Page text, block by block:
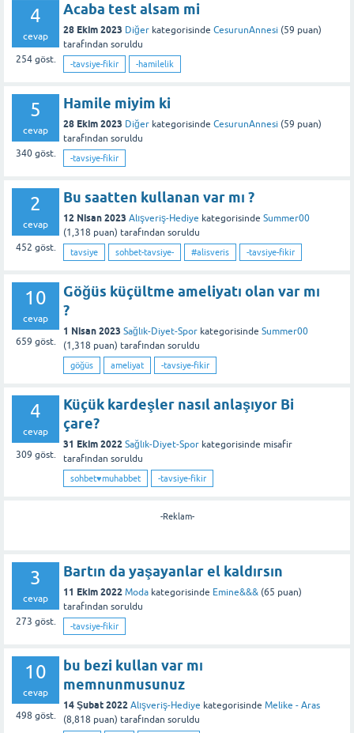
4
cevap
254göst.
Acaba test alsam mi
28 Ekim 2023 Diğer kategorisinde CesurunAnnesi (59 puan)
tarafından soruldu
-tavsiye-fikir -hamilelik
5
cevap
340göst.
Hamile miyim ki
28 Ekim 2023 Diğer kategorisinde CesurunAnnesi (59 puan)
tarafından soruldu
-tavsiye-fikir
2
cevap
452 göst.
Bu saatten kullanan var mı ?
12 Nisan 2023 Alışveriş-Hediye kategorisinde Summer00
(1,318 puan) tarafından soruldu
tavsiye sohbet-tavsiye- #alisveris -tavsiye-fikir
10
cevap
659 göst.
Göğüs küçültme ameliyatı olan var mı
?
1 Nisan 2023 Sağlık-Diyet-Spor kategorisinde Summer00
(1,318 puan) tarafından soruldu
göğüs ameliyat -tavsiye-fikir
4
cevap
309 göst.
Küçük kardeşler nasıl anlaşıyor Bi
çare?
31 Ekim 2022 Sağlık-Diyet-Spor kategorisinde misafir
tarafından soruldu
sohbet♥️muhabbet -tavsiye-fikir
-Reklam-
3
cevap
273 göst.
Bartın da yaşayanlar el kaldırsın
11 Ekim 2022 Moda kategorisinde Emine&&& (65 puan)
tarafından soruldu
-tavsiye-fikir
10
cevap
498 göst.
bu bezi kullan var mı
memnunmusunuz
14 Şubat 2022 Alışveriş-Hediye kategorisinde Melike - Aras
(8,818 puan) tarafından soruldu